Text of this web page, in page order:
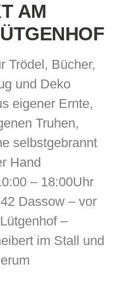
AM
Trödel, Bücher,
und Deko
eigener Ernte,
Truhen,
selbstgebrannt
Hand
– 18:00Uhr
Dassow – vor
–
im Stall und